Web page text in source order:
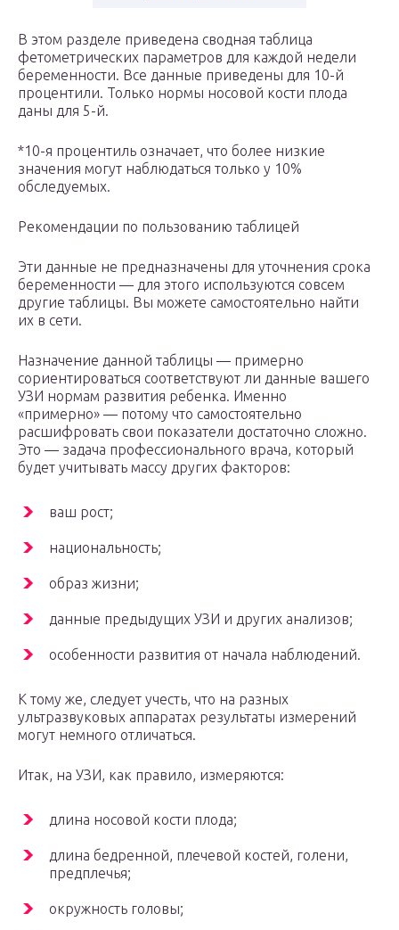
В этом разделе приведена сводная таблица
фетометрических параметров для каждой недели
беременности. Все данные приведены для 10-й
процентили. Только нормы носовой кости плода
даны для 5-й.
*10-я процентиль означает, что более низкие
значения могут наблюдаться только у 10%
обследуемых.
Рекомендации по пользованию таблицей
Эти данные не предназначены для уточнения срока
беременности — для этого используются совсем
другие таблицы. Вы можете самостоятельно найти
их в сети.
Назначение данной таблицы — примерно
сориентироваться соответствуют ли данные вашего
УЗИ нормам развития ребенка. Именно
«примерно» — потому что самостоятельно
расшифровать свои показатели достаточно сложно.
Это — задача профессионального врача, который
будет учитывать массу других факторов:
ваш рост;
национальность;
образ жизни;
данные предыдущих УЗИ и других анализов;
особенности развития от начала наблюдений.
К тому же, следует учесть, что на разных
ультразвуковых аппаратах результаты измерений
могут немного отличаться.
Итак, на УЗИ, как правило, измеряются:
длина носовой кости плода;
длина бедренной, плечевой костей, голени,
предплечья;
окружность головы;